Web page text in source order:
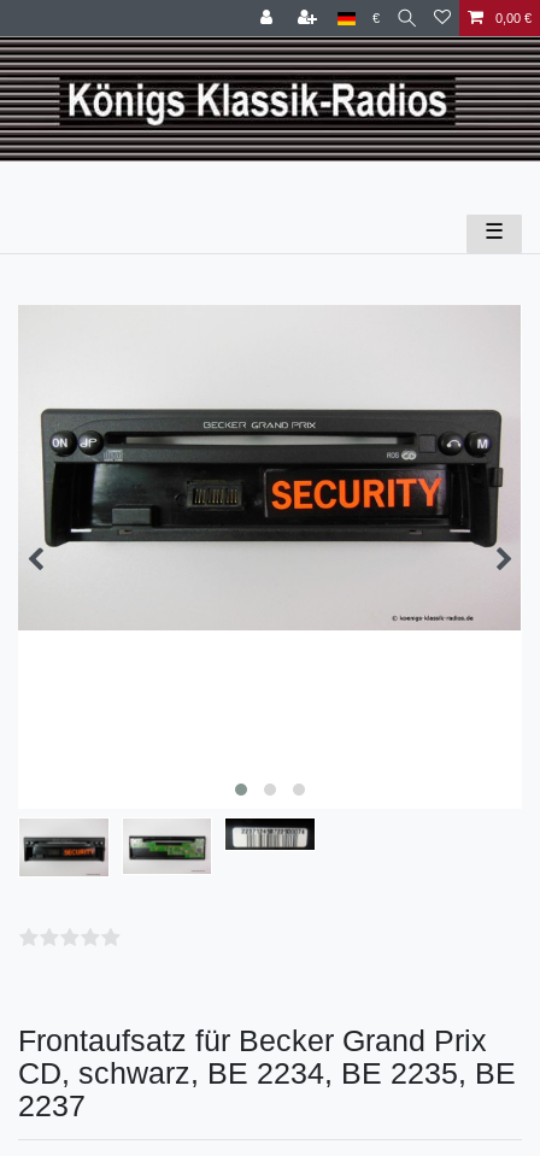
€ 0,00 €
☰
Frontaufsatz für Becker Grand Prix
CD, schwarz, BE 2234, BE 2235, BE
2237